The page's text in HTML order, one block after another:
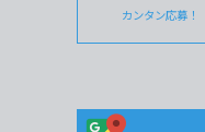
カンタン応募！